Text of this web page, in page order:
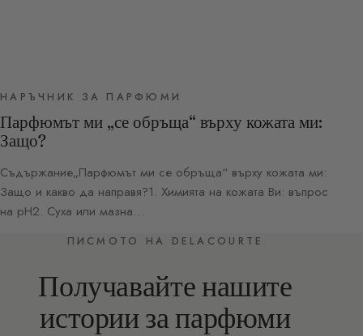
НАРЪЧНИК ЗА ПАРФЮМИ
Парфюмът ми „се обръща“ върху кожата ми:
Защо?
Съдържание„Парфюмът ми се обръща“ върху кожата ми:
Защо и какво да направя?1. Химията на кожата Ви: въпрос
на pH2. Суха или мазна…
ПИСМОТО НА DELACOURTE
Получавайте нашите
истории за парфюми